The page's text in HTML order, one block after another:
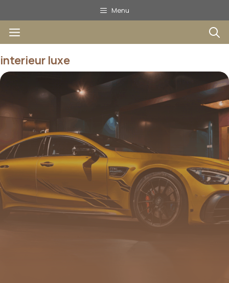
au
contenu
Menu
Menu
interieur luxe